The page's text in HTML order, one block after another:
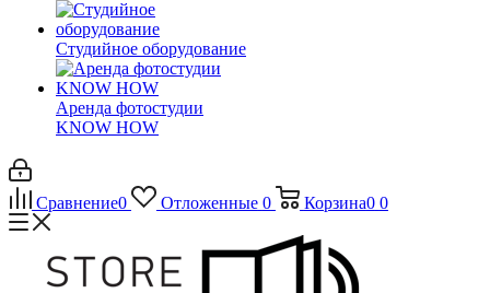
Студийное оборудование
Аренда фотостудии
KNOW HOW
Сравнение0 Отложенные 0 Корзина0 0